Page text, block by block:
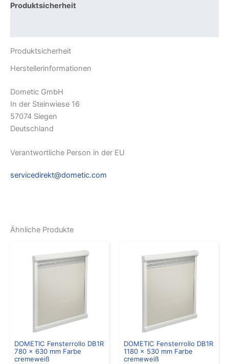
Produktsicherheit
Produktsicherheit
Herstellerinformationen
Dometic GmbH
In der Steinwiese 16
57074 Siegen
Deutschland
Verantwortliche Person in der EU
servicedirekt@dometic.com
Ähnliche Produkte
DOMETIC Fensterrollo DB1R
780 x 630 mm Farbe
cremeweiß
DOMETIC Fensterrollo DB1R
1180 x 530 mm Farbe
cremeweiß